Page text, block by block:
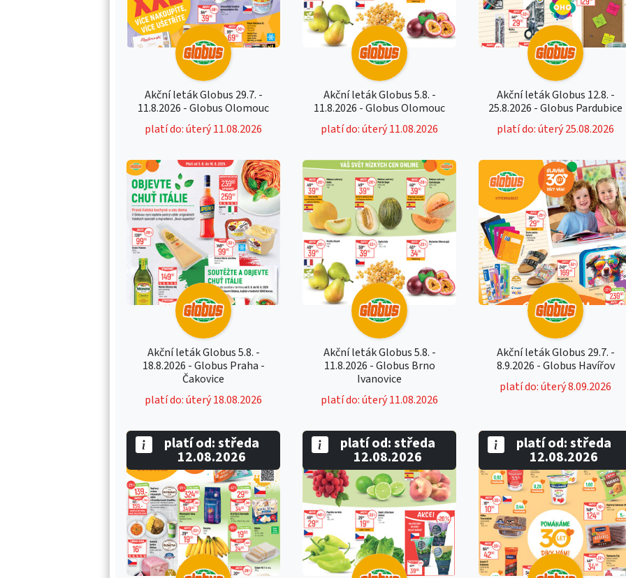
Akční leták Globus 29.7. -
11.8.2026 - Globus Olomouc
platí do: úterý 11.08.2026
Akční leták Globus 5.8. -
11.8.2026 - Globus Olomouc
platí do: úterý 11.08.2026
Akční leták Globus 12.8. -
25.8.2026 - Globus Pardubice
platí do: úterý 25.08.2026
Akční leták Globus 5.8. -
18.8.2026 - Globus Praha -
Čakovice
platí do: úterý 18.08.2026
Akční leták Globus 5.8. -
11.8.2026 - Globus Brno
Ivanovice
platí do: úterý 11.08.2026
Akční leták Globus 29.7. -
8.9.2026 - Globus Havířov
platí do: úterý 8.09.2026
platí od: středa
12.08.2026
platí od: středa
12.08.2026
platí od: středa
12.08.2026